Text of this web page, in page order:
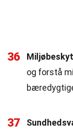
36
og forstå
37